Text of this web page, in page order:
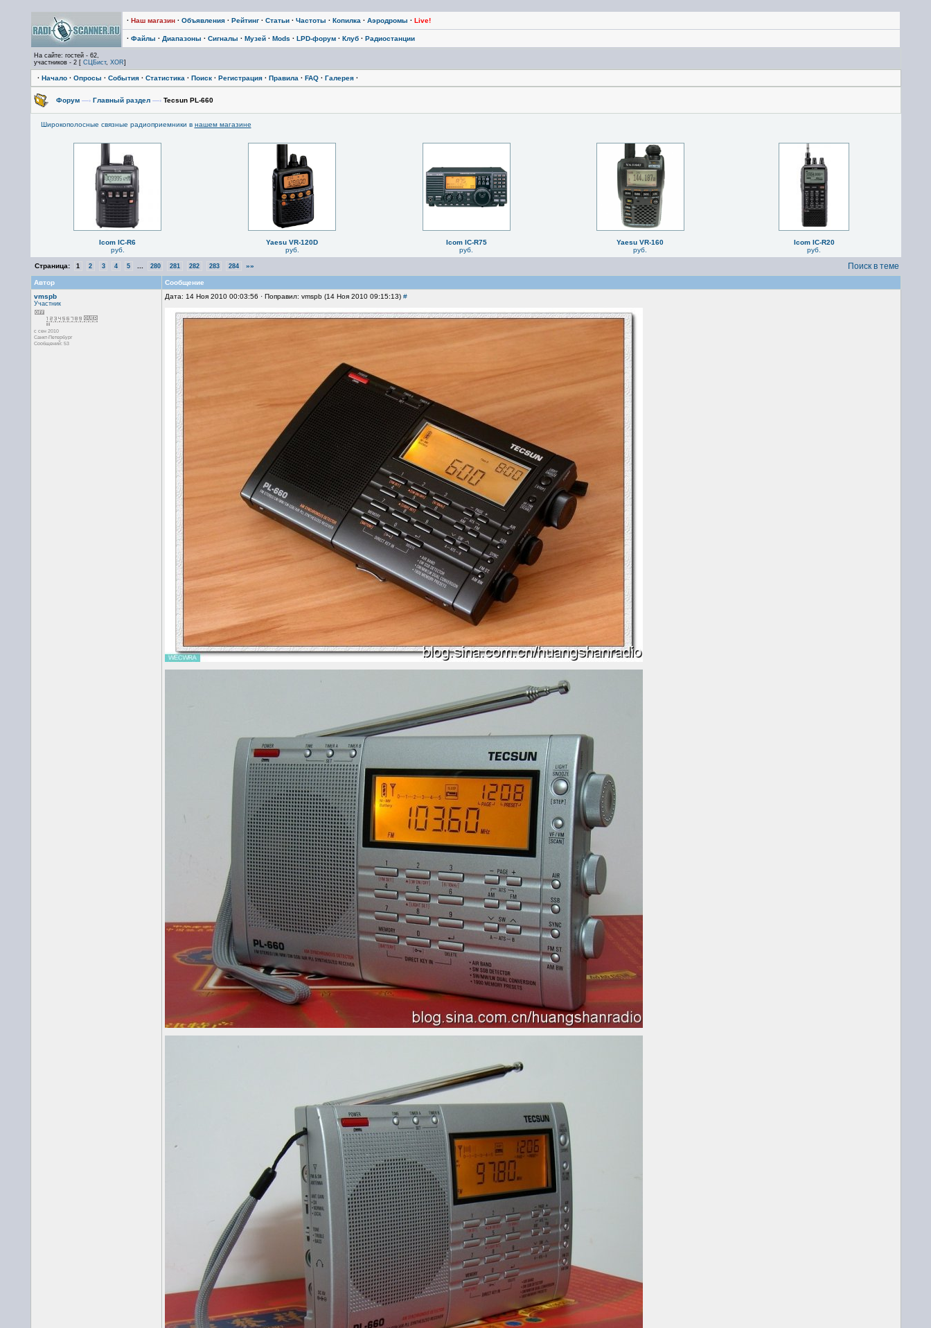
· Наш магазин· Объявления· Рейтинг· Статьи· Частоты · Копилка · Аэродромы · Live!
· Файлы · Диапазоны · Сигналы · Музей· Mods · LPD-форум· Клуб· Радиостанции
На сайте: гостей - 62,
участников - 2 [ СЦБист, XOR]
· Начало· Опросы · События· Статистика · Поиск· Регистрация· Правила · FAQ· Галерея·
Форум —› Главный раздел —›Tecsun PL-660
Широкополосные связные радиоприемники в нашем магазине
Icom IC-R6
руб.
Yaesu VR-120D
руб.
Icom IC-R75
руб.
Yaesu VR-160
руб.
Icom IC-R20
руб.
Страница: 1 2 3 4 5 280 281 282 283 284 »» Поиск в теме
Автор
Сообщение
vmspb
Участник
с сен 2010
Санкт-Петербург
Сообщений: 53
Дата: 14 Ноя 2010 00:03:56 · Поправил: vmspb (14 Ноя 2010 09:15:13) #